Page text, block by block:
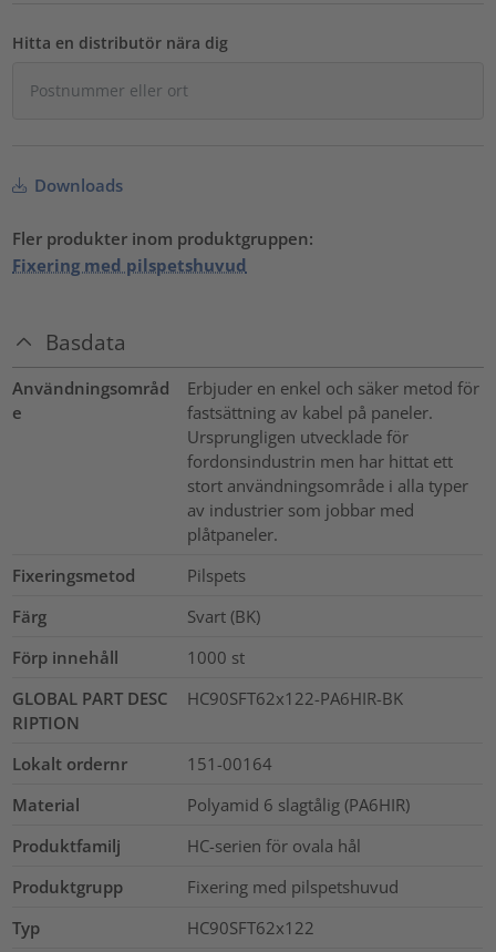
Hitta en distributör nära dig
Downloads
Fler produkter inom produktgruppen:
Fixering med pilspetshuvud
Basdata
Användningsområd
e
Erbjuder en enkel och säker metod för
fastsättning av kabel på paneler.
Ursprungligen utvecklade för
fordonsindustrin men har hittat ett
stort användningsområde i alla typer
av industrier som jobbar med
plåtpaneler.
Fixeringsmetod
Pilspets
Färg
Svart (BK)
Förp innehåll
1000 st
GLOBAL PART DESC
RIPTION
HC90SFT62x122-PA6HIR-BK
Lokalt ordernr
151-00164
Material
Polyamid 6 slagtålig (PA6HIR)
Produktfamilj
HC-serien för ovala hål
Produktgrupp
Fixering med pilspetshuvud
Typ
HC90SFT62x122